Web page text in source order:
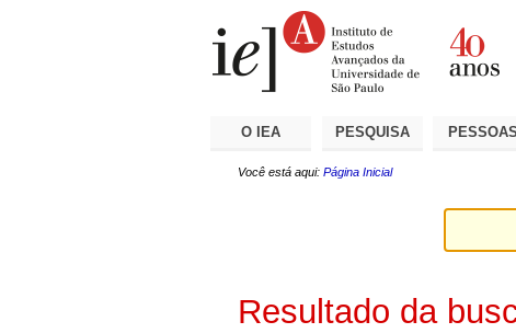
O IEA PESQUISA PESSOAS
Você está aqui: Página Inicial
Resultado da